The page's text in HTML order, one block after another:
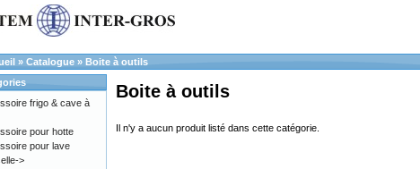
» Catalogue » Boite à outils
Boite à outils
Il n'y a aucun produit listé dans cette catégorie.
frigo & cave à
pour hotte
pour lave
>